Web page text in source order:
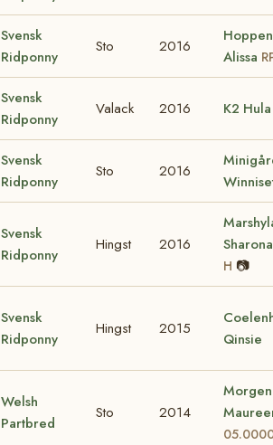
Svensk
Ridponny
Sto 2016
Alissa
Svensk
Ridponny
Valack 2016 K2
Svensk
Ridponny
Sto 2016
Svensk
Ridponny
Hingst 2016
H 📷
Svensk
Ridponny
Hingst 2015
Qinsie
Welsh
Partbred
Sto 2014